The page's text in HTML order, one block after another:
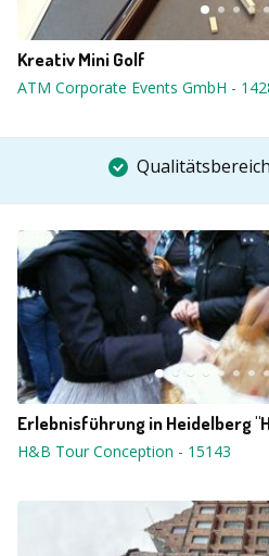
Kreativ Mini Golf
ATM Corporate Events GmbH -
Erlebnisführung in Heidelberg
H&B Tour Conception - 15143